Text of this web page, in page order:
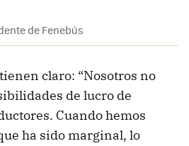
de Fenebús
claro: “Nosotros no
de lucro de
Cuando hemos
ha sido marginal, lo